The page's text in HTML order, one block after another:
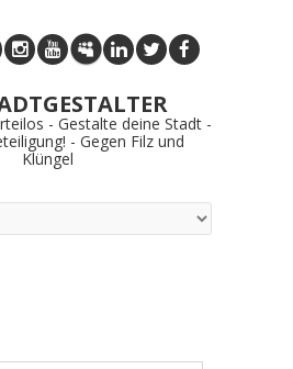
- Gestalte deine Stadt -
- Gegen Filz und
Klüngel